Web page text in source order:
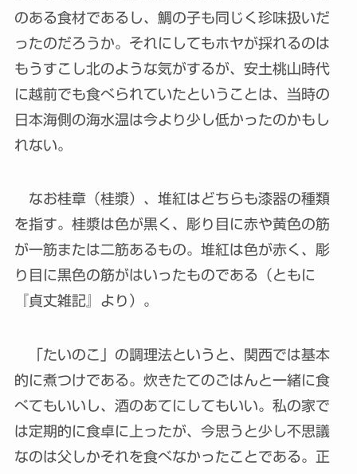
のある食材であるし、鯛の子も同じく珍味扱いだ
ったのだろうか。それにしてもホヤが採れるのは
もうすこし北のような気がするが、安土桃山時代
に越前でも食べられていたということは、当時の
日本海側の海水温は今より少し低かったのかもし
れない。
なお桂章（桂漿）、堆紅はどちらも漆器の種類
を指す。桂漿は色が黒く、彫り目に赤や黄色の筋
が一筋または二筋あるもの。堆紅は色が赤く、彫
り目に黒色の筋がはいったものである（ともに
『貞丈雑記』より）。
「たいのこ」の調理法というと、関西では基本
的に煮つけである。炊きたてのごはんと一緒に食
べてもいいし、酒のあてにしてもいい。私の家で
は定期的に食卓に上ったが、今思うと少し不思議
なのは父しかそれを食べなかったことである。正